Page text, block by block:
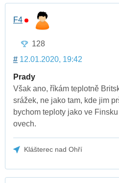
F4
128
# 12.01.2020, 19:42
Prady
Však ano, říkám teplotně
srážek, ne jako tam, kde jim
bychom teploty jako ve
ovech.
Klášterec nad Ohří